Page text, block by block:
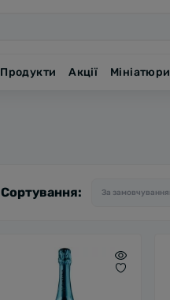
Продукти Акції Мініатюри
Сортування: